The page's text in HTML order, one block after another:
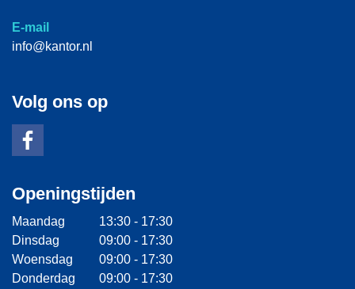
E-mail
info@kantor.nl
Volg ons op
Openingstijden
Maandag
13:30 - 17:30
Dinsdag
09:00 - 17:30
Woensdag
09:00 - 17:30
Donderdag
09:00 - 17:30